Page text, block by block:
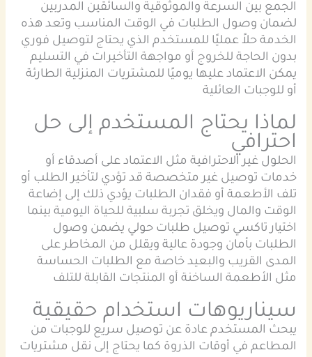
الجمع بين السرعة والموثوقية والسائقين المدربين
لضمان وصول الطلبات في الوقت المناسب وتعد هذه
الخدمة حلاً عمليًا للمستخدم الذي يحتاج لتوصيل فوري
بدون الحاجة للخروج أو مواجهة التأخيرات في التسليم
يمكن الاعتماد عليها يوميًا للمشتريات المنزلية الطارئة
أو للوجبات العائلية
لماذا يحتاج المستخدم إلى حل
احترافي
الحلول غير الاحترافية مثل الاعتماد على أصدقاء أو
خدمات توصيل غير متخصصة قد تؤدي لتأخير الطلب أو
تلف الأطعمة أو فقدان الطلبات يؤدي ذلك إلى إضاعة
الوقت والمال ويخلق تجربة سلبية للحياة اليومية بينما
اختيار تاكسي توصيل طلبات حولي يضمن وصول
الطلبات بأمان وجودة عالية ويقلل من المخاطر على
المدى القريب والبعيد خاصة مع الطلبات الحساسة
مثل الأطعمة الساخنة أو المنتجات القابلة للتلف
سيناريوهات استخدام حقيقية
يبحث المستخدم عادة عن توصيل سريع للوجبات من
المطاعم في أوقات الذروة كما يحتاج إلى نقل مشتريات